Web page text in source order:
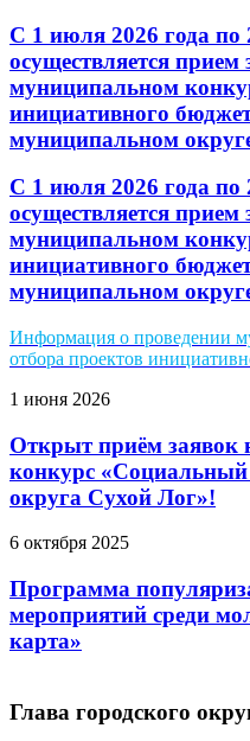
С 1 июля 2026 года по
осуществляется прием
муниципальном
инициативного
муниципальном
С 1 июля 2026 года по
осуществляется прием
муниципальном
инициативного
муниципальном
Информация о проведении
отбора проектов
1 июня 2026
Открыт приём
конкурс
округа Сухой Лог»!
6 октября 2025
Программа
мероприятий среди
карта»
Глава городского